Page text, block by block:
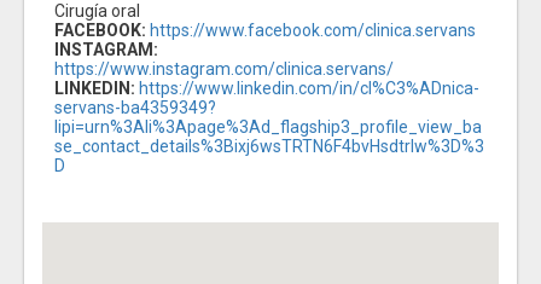
Cirugía oral
FACEBOOK: https://www.facebook.com/clinica.servans
INSTAGRAM:
https://www.instagram.com/clinica.servans/
LINKEDIN: https://www.linkedin.com/in/cl%C3%ADnica-
servans-ba4359349?
lipi=urn%3Ali%3Apage%3Ad_flagship3_profile_view_ba
se_contact_details%3Bixj6wsTRTN6F4bvHsdtrIw%3D%3
D